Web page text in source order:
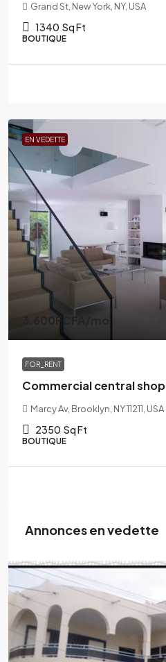
Grand St, New York, NY, USA
1340 Sq Ft
BOUTIQUE
EN VEDETTE
3.600FCFA
FOR_RENT
Commercial central shop
Marcy Av, Brooklyn, NY 11211, USA
2350 Sq Ft
BOUTIQUE
Annonces en vedette